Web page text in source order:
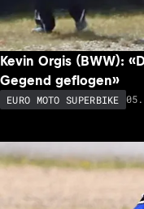
Kevin Orgis (BWW):
Gegend geflogen»
EURO MOTO SUPERBIKE